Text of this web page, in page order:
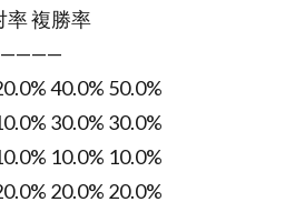
率 複勝率
40.0% 50.0%
30.0% 30.0%
10.0% 10.0%
20.0% 20.0%